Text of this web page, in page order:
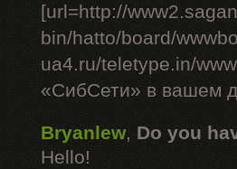
[url=http://
bin/hatto/board/
ua4.ru/teletype.in/
«СибСети» в вашем
Bryanlew, Do you
Hello!